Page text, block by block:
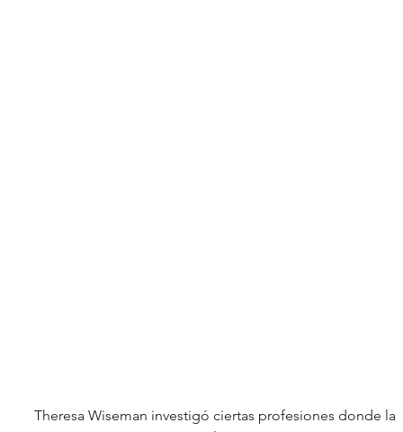
Theresa Wiseman investigó ciertas profesiones donde la